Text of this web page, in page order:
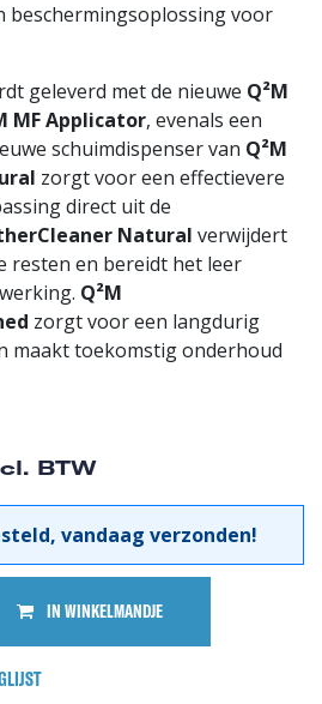
beschermingsoplossing voor
geleverd met de nieuwe Q²M
MF Applicator, evenals een
schuimdispenser van Q²M
zorgt voor een effectievere
direct uit de
Natural verwijdert
resten en bereidt het leer
Q²M
zorgt voor een langdurig
maakt toekomstig onderhoud
BTW
vandaag verzonden!
IN WINKELMANDJE